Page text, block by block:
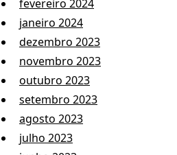
fevereiro 2024
janeiro 2024
dezembro 2023
novembro 2023
outubro 2023
setembro 2023
agosto 2023
julho 2023